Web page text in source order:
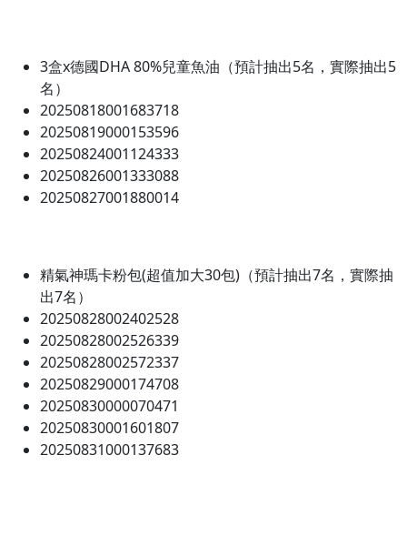
3盒x德國DHA 80%兒童魚油（預計抽出5名，實際抽出5
名）
20250818001683718
20250819000153596
20250824001124333
20250826001333088
20250827001880014
精氣神瑪卡粉包(超值加大30包)（預計抽出7名，實際抽
出7名）
20250828002402528
20250828002526339
20250828002572337
20250829000174708
20250830000070471
20250830001601807
20250831000137683